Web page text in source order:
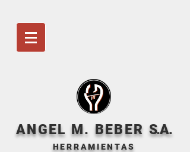
ANGEL M. BEBER S.A.
HERRAMIENTAS